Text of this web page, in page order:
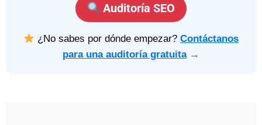
Auditoría SEO
¿No sabes por dónde empezar?Contáctanos
para una auditoría gratuita→